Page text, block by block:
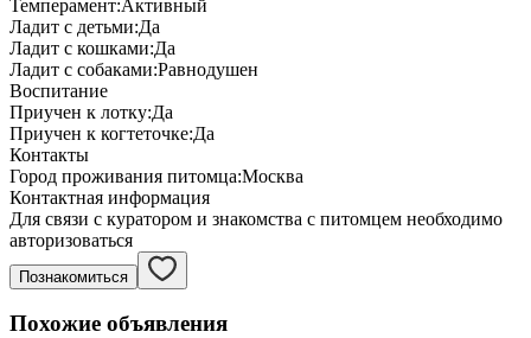
Темперамент:Активный
Ладит с детьми:Да
Ладит с кошками:Да
Ладит с собаками:Равнодушен
Воспитание
Приучен к лотку:Да
Приучен к когтеточке:Да
Контакты
Город проживания питомца:Москва
Контактная информация
Для связи с куратором и знакомства с питомцем необходимо
авторизоваться
Познакомиться
Похожие объявления